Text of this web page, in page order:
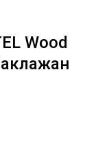
Wood